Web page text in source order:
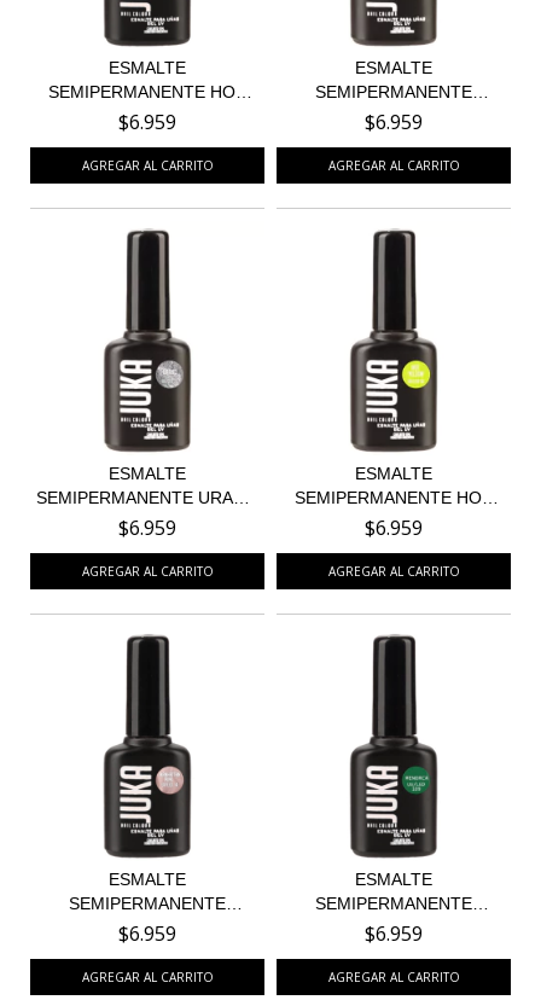
ESMALTE
SEMIPERMANENTE HOT
PINK 55
$6.959
ESMALTE
SEMIPERMANENTE
YELLOW CAKE 37
$6.959
ESMALTE
SEMIPERMANENTE URANO
35
$6.959
ESMALTE
SEMIPERMANENTE HOT
YELLOW 56
$6.959
ESMALTE
SEMIPERMANENTE
MANHATTAN PINK 74
$6.959
ESMALTE
SEMIPERMANENTE
MENORCA 109 - EDI...
$6.959